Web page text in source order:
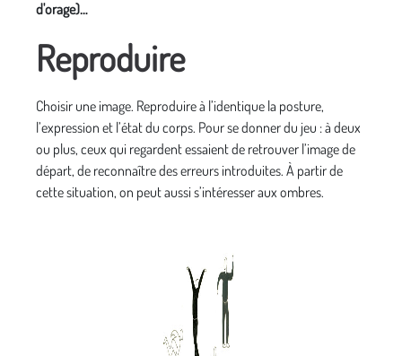
d'orage)…
Reproduire
Choisir une image. Reproduire à l’identique la posture,
l’expression et l’état du corps. Pour se donner du jeu : à deux
ou plus, ceux qui regardent essaient de retrouver l’image de
départ, de reconnaître des erreurs introduites. À partir de
cette situation, on peut aussi s’intéresser aux ombres.